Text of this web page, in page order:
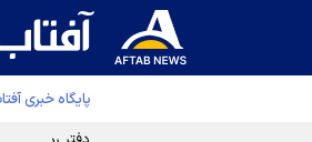
پایگاه خبری